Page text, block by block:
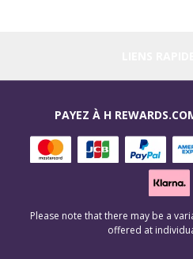
PAYEZ À H
Please note that there may be a
offered at